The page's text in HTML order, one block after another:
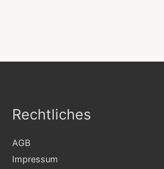
Rechtliches
AGB
Impressum